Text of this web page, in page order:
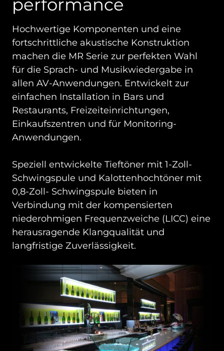
performance
Hochwertige Komponenten und eine
fortschrittliche akustische Konstruktion
machen die MR Serie zur perfekten Wahl
für die Sprach- und Musikwiedergabe in
allen AV-Anwendungen. Entwickelt zur
einfachen Installation in Bars und
Restaurants, Freizeiteinrichtungen,
Einkaufszentren und für Monitoring-
Anwendungen.
Speziell entwickelte Tieftöner mit 1-Zoll-
Schwingspule und Kalottenhochtöner mit
0,8-Zoll- Schwingspule bieten in
Verbindung mit der kompensierten
niederohmigen Frequenzweiche (LICC) eine
herausragende Klangqualität und
langfristige Zuverlässigkeit.